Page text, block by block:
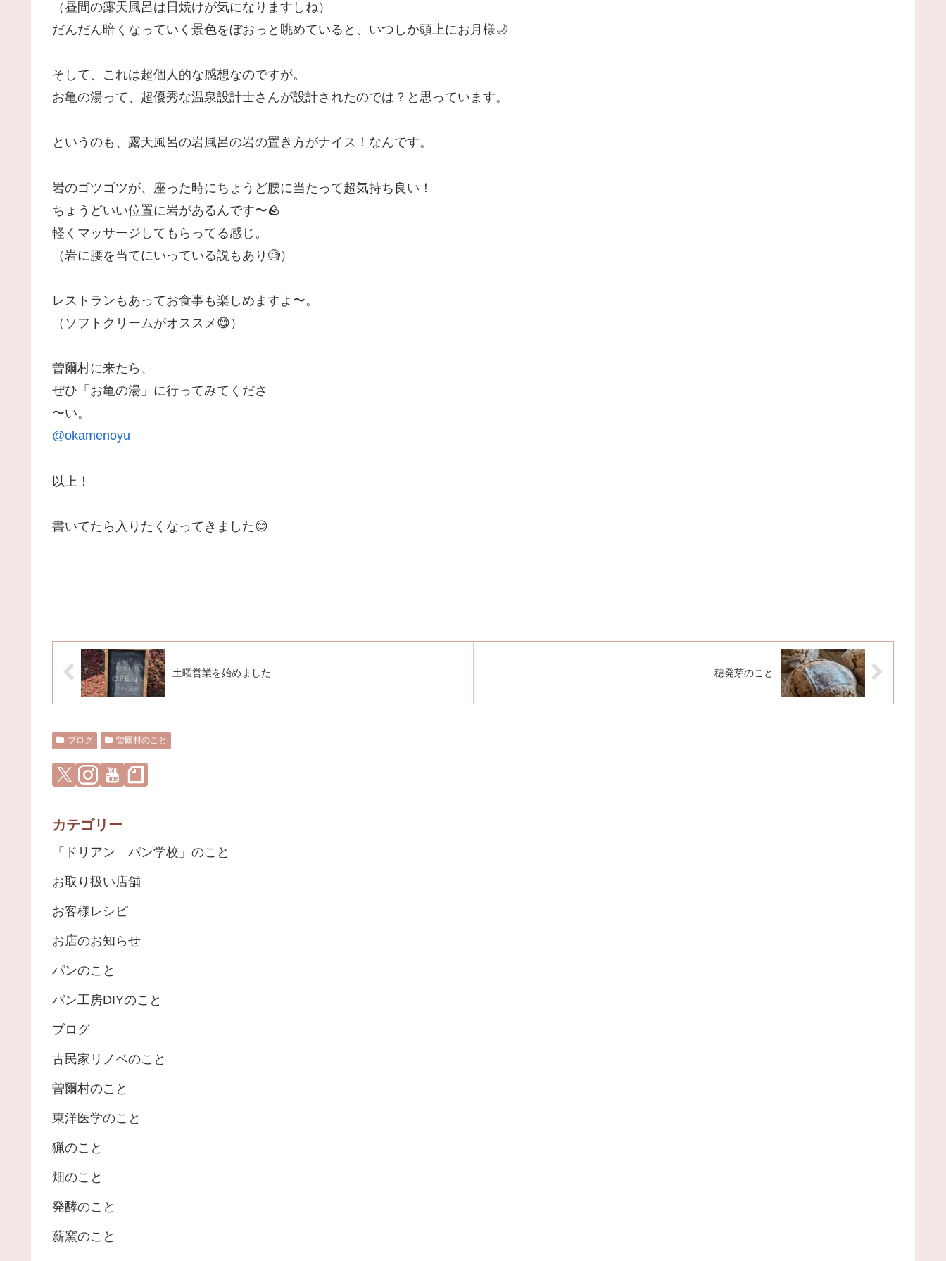
（昼間の露天風呂は日焼けが気になりますしね）
だんだん暗くなっていく景色をぼおっと眺めていると、いつしか頭上にお月様🌙
そして、これは超個人的な感想なのですが。
お亀の湯って、超優秀な温泉設計士さんが設計されたのでは？と思っています。
というのも、露天風呂の岩風呂の岩の置き方がナイス！なんです。
岩のゴツゴツが、座った時にちょうど腰に当たって超気持ち良い！
ちょうどいい位置に岩があるんです〜🪨
軽くマッサージしてもらってる感じ。
（岩に腰を当てにいっている説もあり🧐）
レストランもあってお食事も楽しめますよ〜。
（ソフトクリームがオススメ😋）
曽爾村に来たら、
ぜひ「お亀の湯」に行ってみてくださ
〜い。
@okamenoyu
以上！
書いてたら入りたくなってきました😊
土曜営業を始めました 穂発芽のこと
ブログ 曽爾村のこと
カテゴリー
「ドリアン パン学校」のこと
お取り扱い店舗
お客様レシピ
お店のお知らせ
パンのこと
パン工房DIYのこと
ブログ
古民家リノベのこと
曽爾村のこと
東洋医学のこと
猟のこと
畑のこと
発酵のこと
薪窯のこと